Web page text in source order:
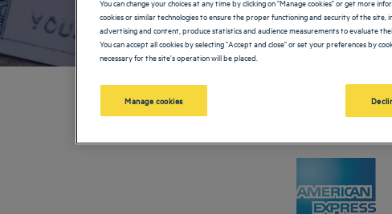
cookies or similar technologies to ensure the proper functioning and security of the
advertising and content, produce statistics and audience measurements to evaluate
You can accept all cookies by selecting "Accept and close" or set your preferences by
necessary for the site's operation will be placed.
Manage cookies